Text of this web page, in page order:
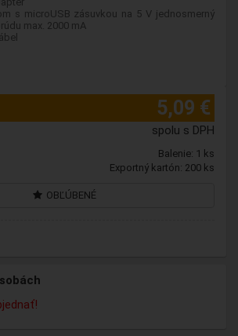
s microUSB zásuvkou na 5 V jednosmerný
max. 2000 mA
5,09 €
spolu s DPH
Balenie: 1 ks
Exportný kartón: 200 ks
OBĽÚBENÉ